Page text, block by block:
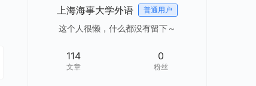
上海海事大学外语 普通用户
这个人很懒，什么都没有留下～
114
文章
0
粉丝